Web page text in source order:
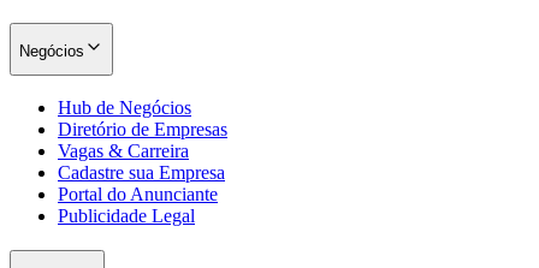
Negócios
Hub de Negócios
Diretório de Empresas
Vagas & Carreira
Cadastre sua Empresa
Portal do Anunciante
Publicidade Legal